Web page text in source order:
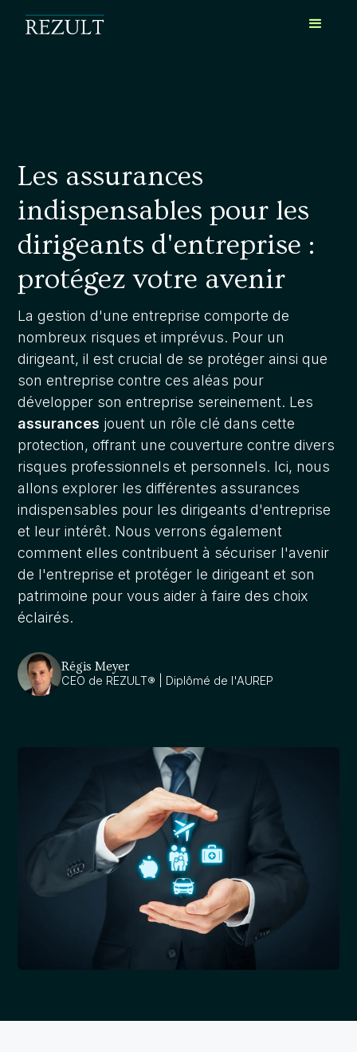
Les assurances
indispensables pour les
dirigeants d'entreprise :
protégez votre avenir
La gestion d'une entreprise comporte de
nombreux risques et imprévus. Pour un
dirigeant, il est crucial de se protéger ainsi que
son entreprise contre ces aléas pour
développer son entreprise sereinement. Les
assurances jouent un rôle clé dans cette
protection, offrant une couverture contre divers
risques professionnels et personnels. Ici, nous
allons explorer les différentes assurances
indispensables pour les dirigeants d'entreprise
et leur intérêt. Nous verrons également
comment elles contribuent à sécuriser l'avenir
de l'entreprise et protéger le dirigeant et son
patrimoine pour vous aider à faire des choix
éclairés.
Régis Meyer
CEO de REZULT® | Diplômé de l'AUREP